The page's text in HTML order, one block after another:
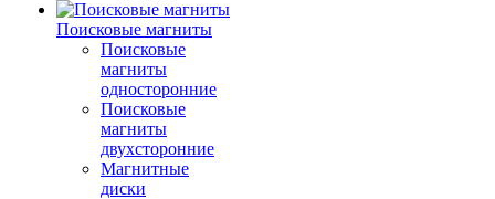
Поисковые магниты
Поисковые
магниты
односторонние
Поисковые
магниты
двухсторонние
Магнитные
диски